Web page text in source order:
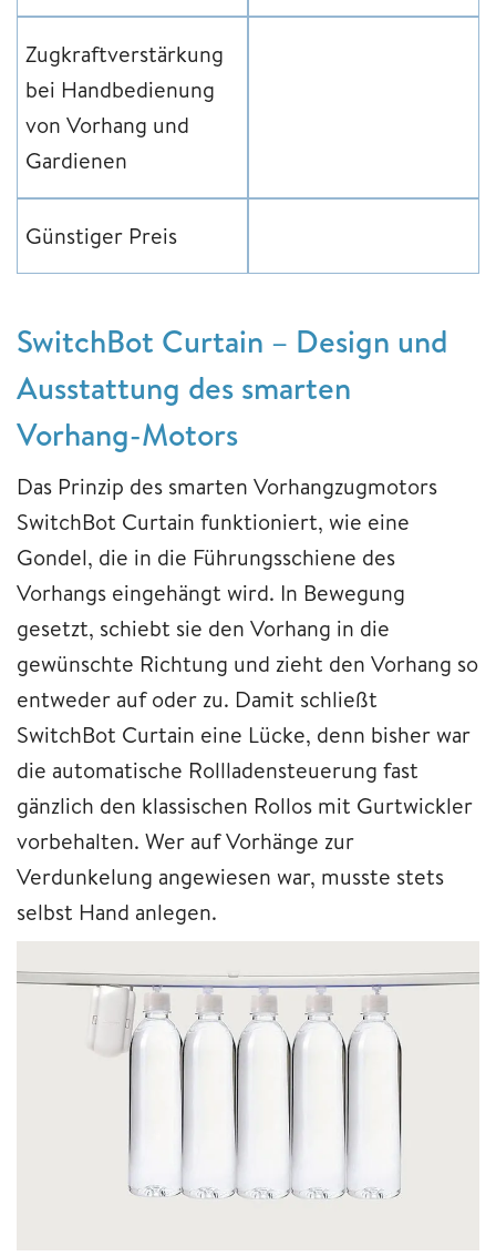
Zugkraftverstärkung
bei Handbedienung
von Vorhang und
Gardienen
Günstiger Preis
SwitchBot Curtain – Design und
Ausstattung des smarten
Vorhang-Motors
Das Prinzip des smarten Vorhangzugmotors
SwitchBot Curtain funktioniert, wie eine
Gondel, die in die Führungsschiene des
Vorhangs eingehängt wird. In Bewegung
gesetzt, schiebt sie den Vorhang in die
gewünschte Richtung und zieht den Vorhang so
entweder auf oder zu. Damit schließt
SwitchBot Curtain eine Lücke, denn bisher war
die automatische Rollladensteuerung fast
gänzlich den klassischen Rollos mit Gurtwickler
vorbehalten. Wer auf Vorhänge zur
Verdunkelung angewiesen war, musste stets
selbst Hand anlegen.